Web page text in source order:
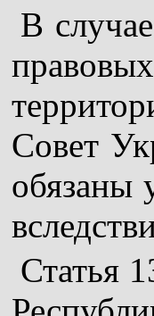
В
Совет
обязаны
Статья